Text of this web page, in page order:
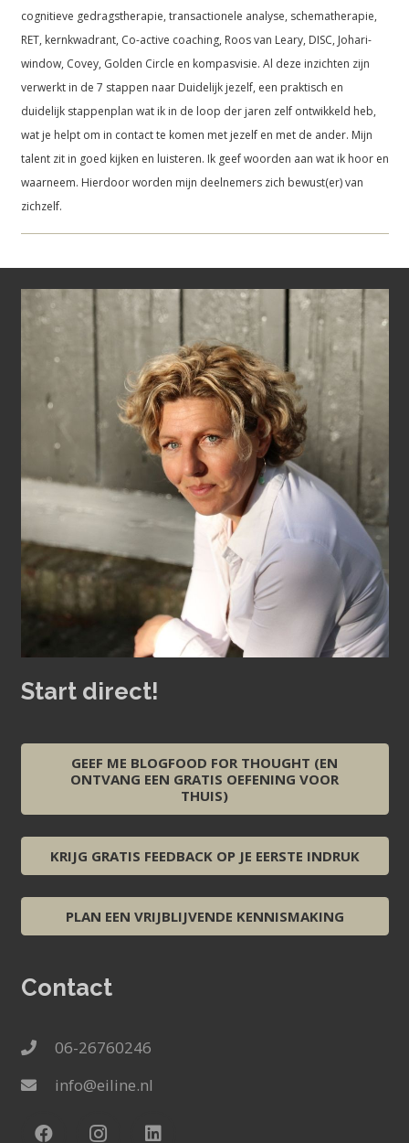
cognitieve gedragstherapie, transactionele analyse, schematherapie,
RET, kernkwadrant, Co-active coaching, Roos van Leary, DISC, Johari-
window, Covey, Golden Circle en kompasvisie. Al deze inzichten zijn
verwerkt in de 7 stappen naar Duidelijk jezelf, een praktisch en
duidelijk stappenplan wat ik in de loop der jaren zelf ontwikkeld heb,
wat je helpt om in contact te komen met jezelf en met de ander. Mijn
talent zit in goed kijken en luisteren. Ik geef woorden aan wat ik hoor en
waarneem. Hierdoor worden mijn deelnemers zich bewust(er) van
zichzelf.
Start direct!
GEEF ME BLOGFOOD FOR THOUGHT (EN
ONTVANG EEN GRATIS OEFENING VOOR
THUIS)
KRIJG GRATIS FEEDBACK OP JE EERSTE INDRUK
PLAN EEN VRIJBLIJVENDE KENNISMAKING
Contact
06-26760246
info@eiline.nl